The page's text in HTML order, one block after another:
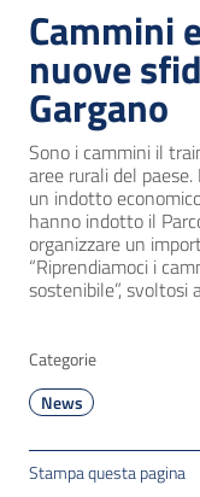
Cammini
nuove
Gargano
Sono i cammini il
aree rurali del
un indotto
hanno indotto il
organizzare un
“Riprendiamoci i
sostenibile”, svoltosi
Categorie
News
Stampa questa pagina